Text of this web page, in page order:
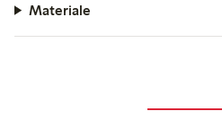
Materiale